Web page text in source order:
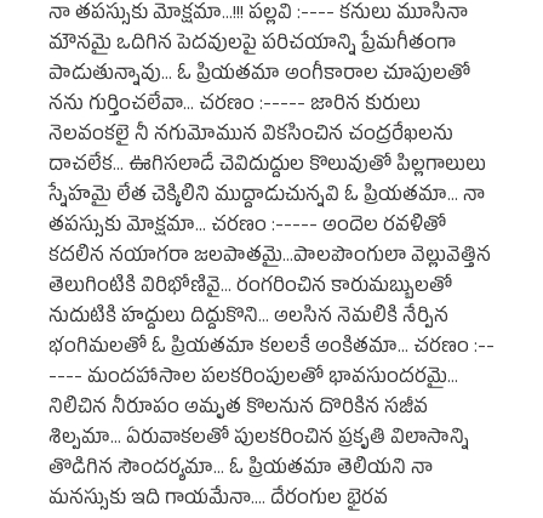
నా తపస్సుకు మోక్షమా...!!! పల్లవి :---- కనులు మూసినా
మౌనమై ఒదిగిన పెదవులపై పరిచయాన్ని ప్రేమగీతంగా
పాడుతున్నావు... ఓ ప్రియతమా అంగీకారాల చూపులతో
నను గుర్తించలేవా... చరణం :----- జారిన కురులు
నెలవంకలై నీ నగుమోమున వికసించిన చంద్రరేఖలను
దాచలేక... ఊగిసలాడే చెవిదుద్దుల కొలువుతో పిల్లగాలులు
స్నేహమై లేత చెక్కిలిని ముద్దాడుచున్నవి ఓ ప్రియతమా... నా
తపస్సుకు మోక్షమా... చరణం :----- అందెల రవళితో
కదలిన నయాగరా జలపాతమై...పాలపొంగులా వెల్లువెత్తిన
తెలుగింటికి విరిభోణివై... రంగరించిన కారుమబ్బులతో
నుదుటికి హద్దులు దిద్దుకొని... అలసిన నెమలికి నేర్పిన
భంగిమలతో ఓ ప్రియతమా కలలకే అంకితమా... చరణం :--
---- మందహాసాల పలకరింపులతో భావసుందరమై...
నిలిచిన నీరూపం అమృత కొలనున దొరికిన సజీవ
శిల్పమా... ఏరువాకలతో పులకరించిన ప్రకృతి విలాసాన్ని
తొడిగిన సౌందర్యమా... ఓ ప్రియతమా తెలియని నా
మనస్సుకు ఇది గాయమేనా.... దేరంగుల భైరవ